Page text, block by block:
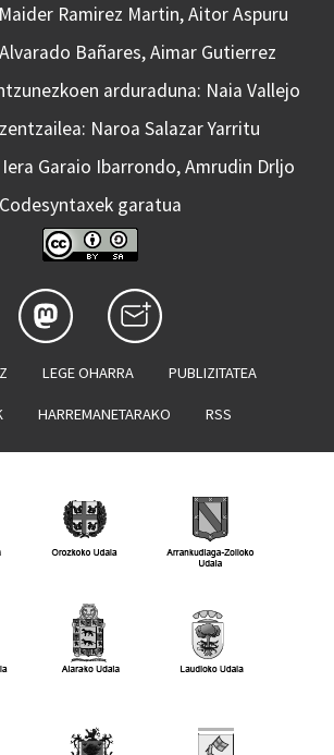
Ramirez Martin, Aitor Aspuru
Bañares, Aimar Gutierrez
arduraduna: Naia Vallejo
Naroa Salazar Yarritu
Garaio Ibarrondo, Amrudin Drljo
Codesyntaxek garatua
LEGE OHARRA PUBLIZITATEA
HARREMANETARAKO RSS